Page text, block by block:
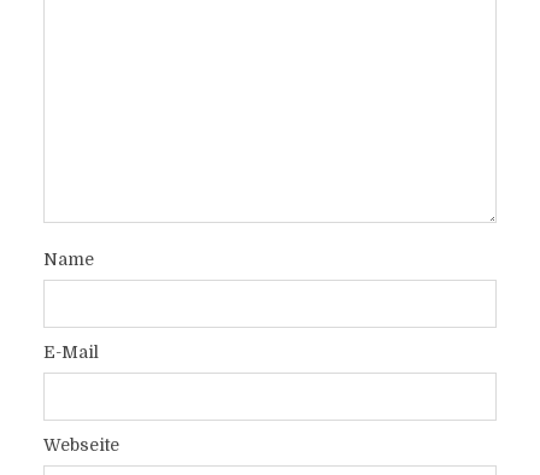
Name
E-Mail
Webseite